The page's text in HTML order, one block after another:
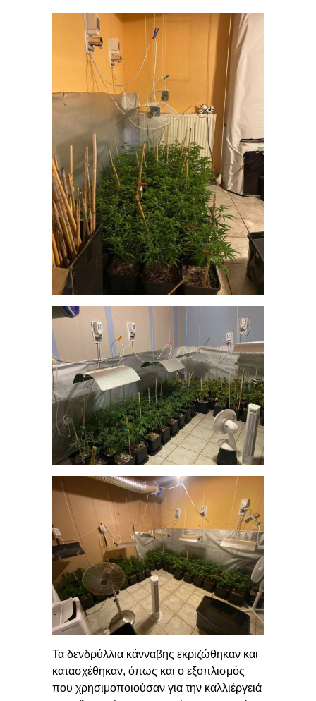
Τα δενδρύλλια κάνναβης εκριζώθηκαν και
κατασχέθηκαν, όπως και ο εξοπλισμός
που χρησιμοποιούσαν για την καλλιέργειά